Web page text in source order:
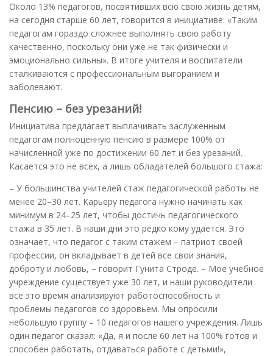
Около 13% педагогов, посвятивших всю свою жизнь детям,
на сегодня старше 60 лет, говорится в инициативе: «Таким
педагогам гораздо сложнее выполнять свою работу
качественно, поскольку они уже не так физически и
эмоционально сильны». В итоге учителя и воспитатели
сталкиваются с профессиональным выгоранием и
заболевают.
Пенсию – без урезаний!
Инициатива предлагает выплачивать заслуженным
педагогам полноценную пенсию в размере 100% от
начисленной уже по достижении 60 лет и без урезаний.
Касается это не всех, а лишь обладателей большого стажа:
– У большинства учителей стаж педагогической работы не
менее 20–30 лет. Карьеру педагога нужно начинать как
минимум в 24–25 лет, чтобы достичь педагогического
стажа в 35 лет. В наши дни это редко кому удается. Это
означает, что педагог с таким стажем – патриот своей
профессии, он вкладывает в детей все свои знания,
доброту и любовь, – говорит Гунита Строде. – Мое учебное
учреждение существует уже 30 лет, и наши руководители
все это время анализируют работоспособность и
проблемы педагогов со здоровьем. Мы опросили
небольшую группу – 10 педагогов нашего учреждения. Лишь
один педагог сказал: «Да, я и после 60 лет на 100% готов и
способен работать, отдаваться работе с детьми!»,